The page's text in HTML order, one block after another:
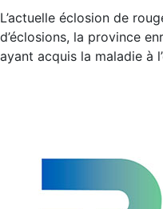
L’actuelle éclosion de
d’éclosions, la province
ayant acquis la maladie à